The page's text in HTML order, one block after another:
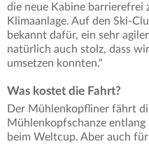
die neue Kabine barrierefrei
Klimaanlage. Auf den Ski-
bekannt dafür, ein sehr
natürlich auch stolz, dass
umsetzen konnten."
Was kostet die Fahrt?
Der Mühlenkopfliner fährt
Mühlenkopfschanze
beim Weltcup. Aber auch